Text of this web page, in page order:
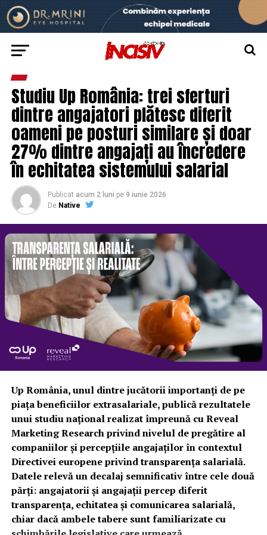
Studiu Up România: trei sferturi
dintre angajatori plătesc diferit
oameni pe posturi similare și doar
27% dintre angajați au încredere
în echitatea sistemului salarial
Publicat acum 2 luni pe 9 iunie 2026
De Native
Up România, unul dintre jucătorii importanți de pe
piața beneficiilor extrasalariale, publică rezultatele
unui studiu național realizat împreună cu Reveal
Marketing Research privind nivelul de pregătire al
companiilor și percepțiile angajaților în contextul
Directivei europene privind transparența salarială.
Datele relevă un decalaj semnificativ între cele două
părți: angajatorii și angajații percep diferit
transparența, echitatea și comunicarea salarială,
chiar dacă ambele tabere sunt familiarizate cu